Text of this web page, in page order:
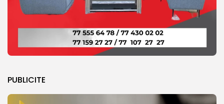
PUBLICITE